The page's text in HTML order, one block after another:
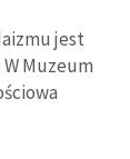
jest
Muzeum